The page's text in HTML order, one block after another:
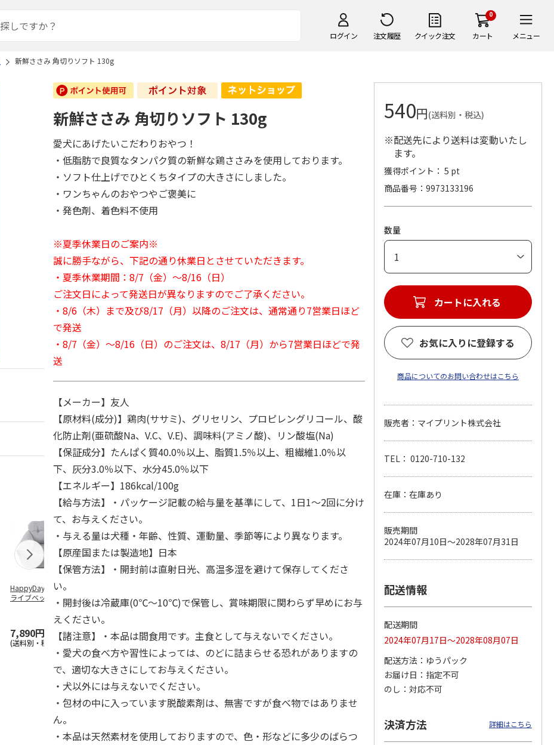
ログイン 注文履歴 クイック注文
0
カート メニュー
新鮮ささみ 角切りソフト 130g
HappyDays 2wayド
ライブベッド グレ
7,890円
(送料別・税込)
をとる砂専用 猫ト
イレ ナチュラルグ
レー
1,550円
(送料別・税込)
らない消臭・抗菌サ
ンド 4L
1,320円
(送料別・税込)
ムデンタルコーン
ぐるぐるボーン型 S
470円
(送料別・税込)
チ 健康に育つ子ね
こ用 まぐろ・かつ
120円
(送料別・税込)
ペット線香 虹のか
なた フルーティフ
ローラルの香り
590円
(送料別・税込)
100円
(送料別・税込)
新鮮ささみ 角切りソフト 130g
愛犬にあげたいこだわりおやつ！
・低脂肪で良質なタンパク質の新鮮な鶏ささみを使用しております。
・ソフト仕上げでひとくちタイプの大きさにしました。
・ワンちゃんのおやつやご褒美に
・発色剤、着色料不使用
※夏季休業日のご案内※
誠に勝手ながら、下記の通り休業日とさせていただきます。
・夏季休業期間：8/7（金）～8/16（日）
ご注文日によって発送日が異なりますのでご了承ください。
・8/6（木）まで及び8/17（月）以降のご注文は、通常通り7営業日ほど
で発送
・8/7（金）～8/16（日）のご注文は、8/17（月）から7営業日ほどで発
送
【メーカー】友人
【原材料(成分)】鶏肉(ササミ)、グリセリン、プロピレングリコール、酸
化防止剤(亜硫酸Na、V.C、V.E)、調味料(アミノ酸)、リン酸塩(Na)
【保証成分】たんぱく質40.0％以上、脂質1.5％以上、粗繊維1.0％以
下、灰分3.0％以下、水分45.0％以下
【エネルギー】186kcal/100g
【給与方法】・パッケージ記載の給与量を基準にして、1日1～2回に分け
て、お与えください。
・与える量は犬種・年齢、性質、運動量、季節等により異なります。
【原産国または製造地】日本
【保管方法】・開封前は直射日光、高温多湿を避けて保存してくださ
い。
・開封後は冷蔵庫(0℃～10℃)で保管し、賞味期限に関わらず早めにお与
えください。
【諸注意】・本品は間食用です。主食として与えないでください。
・愛犬の食べ方や習性によっては、のどに詰まらせる恐れがありますの
で、適切な大きさにしてお与えください。
・犬以外には与えないでください。
・包材の中に入っています脱酸素剤は、無害ですが食べ物ではありませ
ん。
・本品は天然素材を使用しておりますので、色・形などに多少のばらつ
540円(送料別・税込)
※配送先により送料は変動いたし
ます。
獲得ポイント： 5 pt
商品番号
9973133196
数量
カートに入れる
お気に入りに登録する
商品についてのお問い合わせはこちら
販売者：マイプリント株式会社
TEL： 0120-710-132
在庫：在庫あり
販売期間
2024年07月10日～2028年07月31日
配送情報
配送期間
2024年07月17日～2028年08月07日
配送方法
ゆうパック
お届け日
指定不可
のし
対応不可
決済方法 詳細はこちら